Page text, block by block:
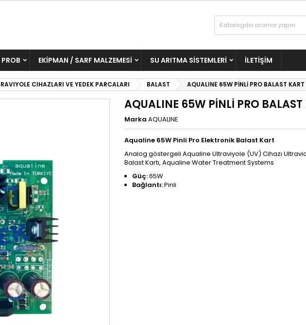
EKIPMAN / SARF MALZEMESI SU ARITMA SISTEMLERI İLETIŞIM
CIHAZLARI VE YEDEK PARCALARI BALAST AQUALINE 65W PİNLİ PRO BALAST KART
AQUALINE 65W PİNLİ PRO BALAST
Marka AQUALINE
Aqualine 65W Pinli Pro Elektronik Balast Kart
Analog göstergeli Aqualine Ultraviyole (UV) Cihazı
Balast Kartı, Aqualine Water Treatment Systems
Güç:65W
Bağlantı:Pinli